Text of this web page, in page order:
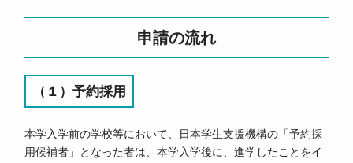
申請の流れ
（１）予約採用
本学入学前の学校等において、日本学生支援機構の「予約採
用候補者」となった者は、本学入学後に、進学したことをイ